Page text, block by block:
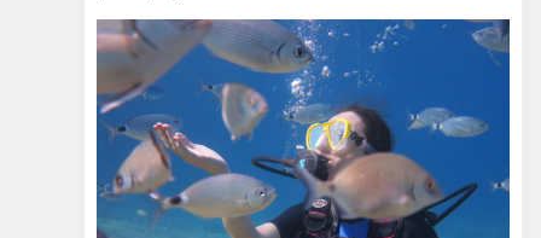
Çerez tercihlerinizi
belirleyin
Daha fazla bilgi için KVKK bilgilendirmemizi ,çerez
kullanımvegizlilik koşullarını inceleyebilirsiniz.
Zorunlu Çerezler HER ZAMAN AKTIF